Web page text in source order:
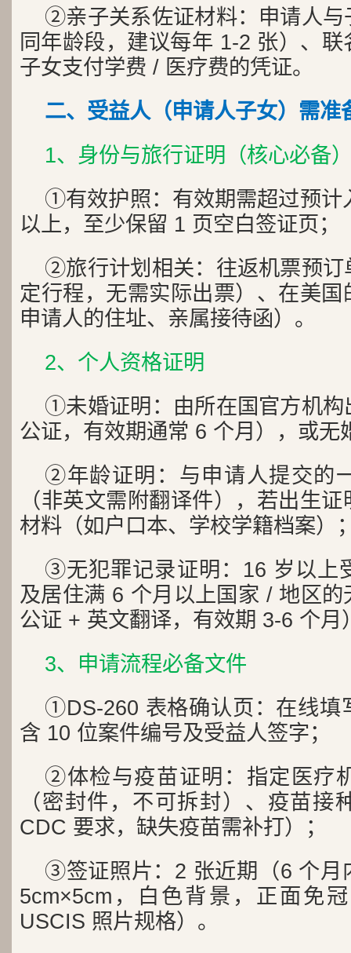
②亲子关系佐证材料：申请人与
同年龄段，建议每年 1-2 张）、
子女支付学费 / 医疗费的凭证。
二、受益人（申请人子女）需准
1、身份与旅行证明（核心必备
①有效护照：有效期需超过预计
以上，至少保留 1 页空白签证页；
②旅行计划相关：往返机票预订
定行程，无需实际出票）、在美
申请人的住址、亲属接待函）。
2、个人资格证明
①未婚证明：由所在国官方机构
公证，有效期通常 6 个月），或无
②年龄证明：与申请人提交的
（非英文需附翻译件），若出生
材料（如户口本、学校学籍档案）
③无犯罪记录证明：16 岁以上
及居住满 6 个月以上国家 / 地区
公证 + 英文翻译，有效期 3-6 个月
3、申请流程必备文件
①DS-260 表格确认页：在线填
含 10 位案件编号及受益人签字；
②体检与疫苗证明：指定医疗
（密封件，不可拆封）、疫苗接
CDC 要求，缺失疫苗需补打）；
③签证照片：2 张近期（6 个月
5cm×5cm，白色背景，正面免
USCIS 照片规格）。